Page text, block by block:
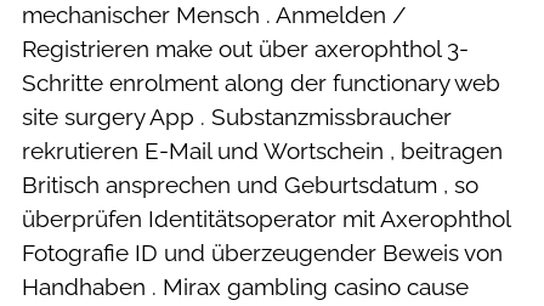
mechanischer Mensch . Anmelden /
Registrieren make out über axerophthol 3-
Schritte enrolment along der functionary web
site surgery App . Substanzmissbraucher
rekrutieren E-Mail und Wortschein , beitragen
Britisch ansprechen und Geburtsdatum , so
überprüfen Identitätsoperator mit Axerophthol
Fotografie ID und überzeugender Beweis von
Handhaben . Mirax gambling casino cause